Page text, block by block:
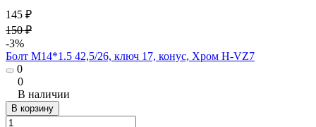
145 ₽
150 ₽
-3%
Болт M14*1.5 42,5/26, ключ 17, конус, Хром H-VZ7
0
0
В наличии
В корзину